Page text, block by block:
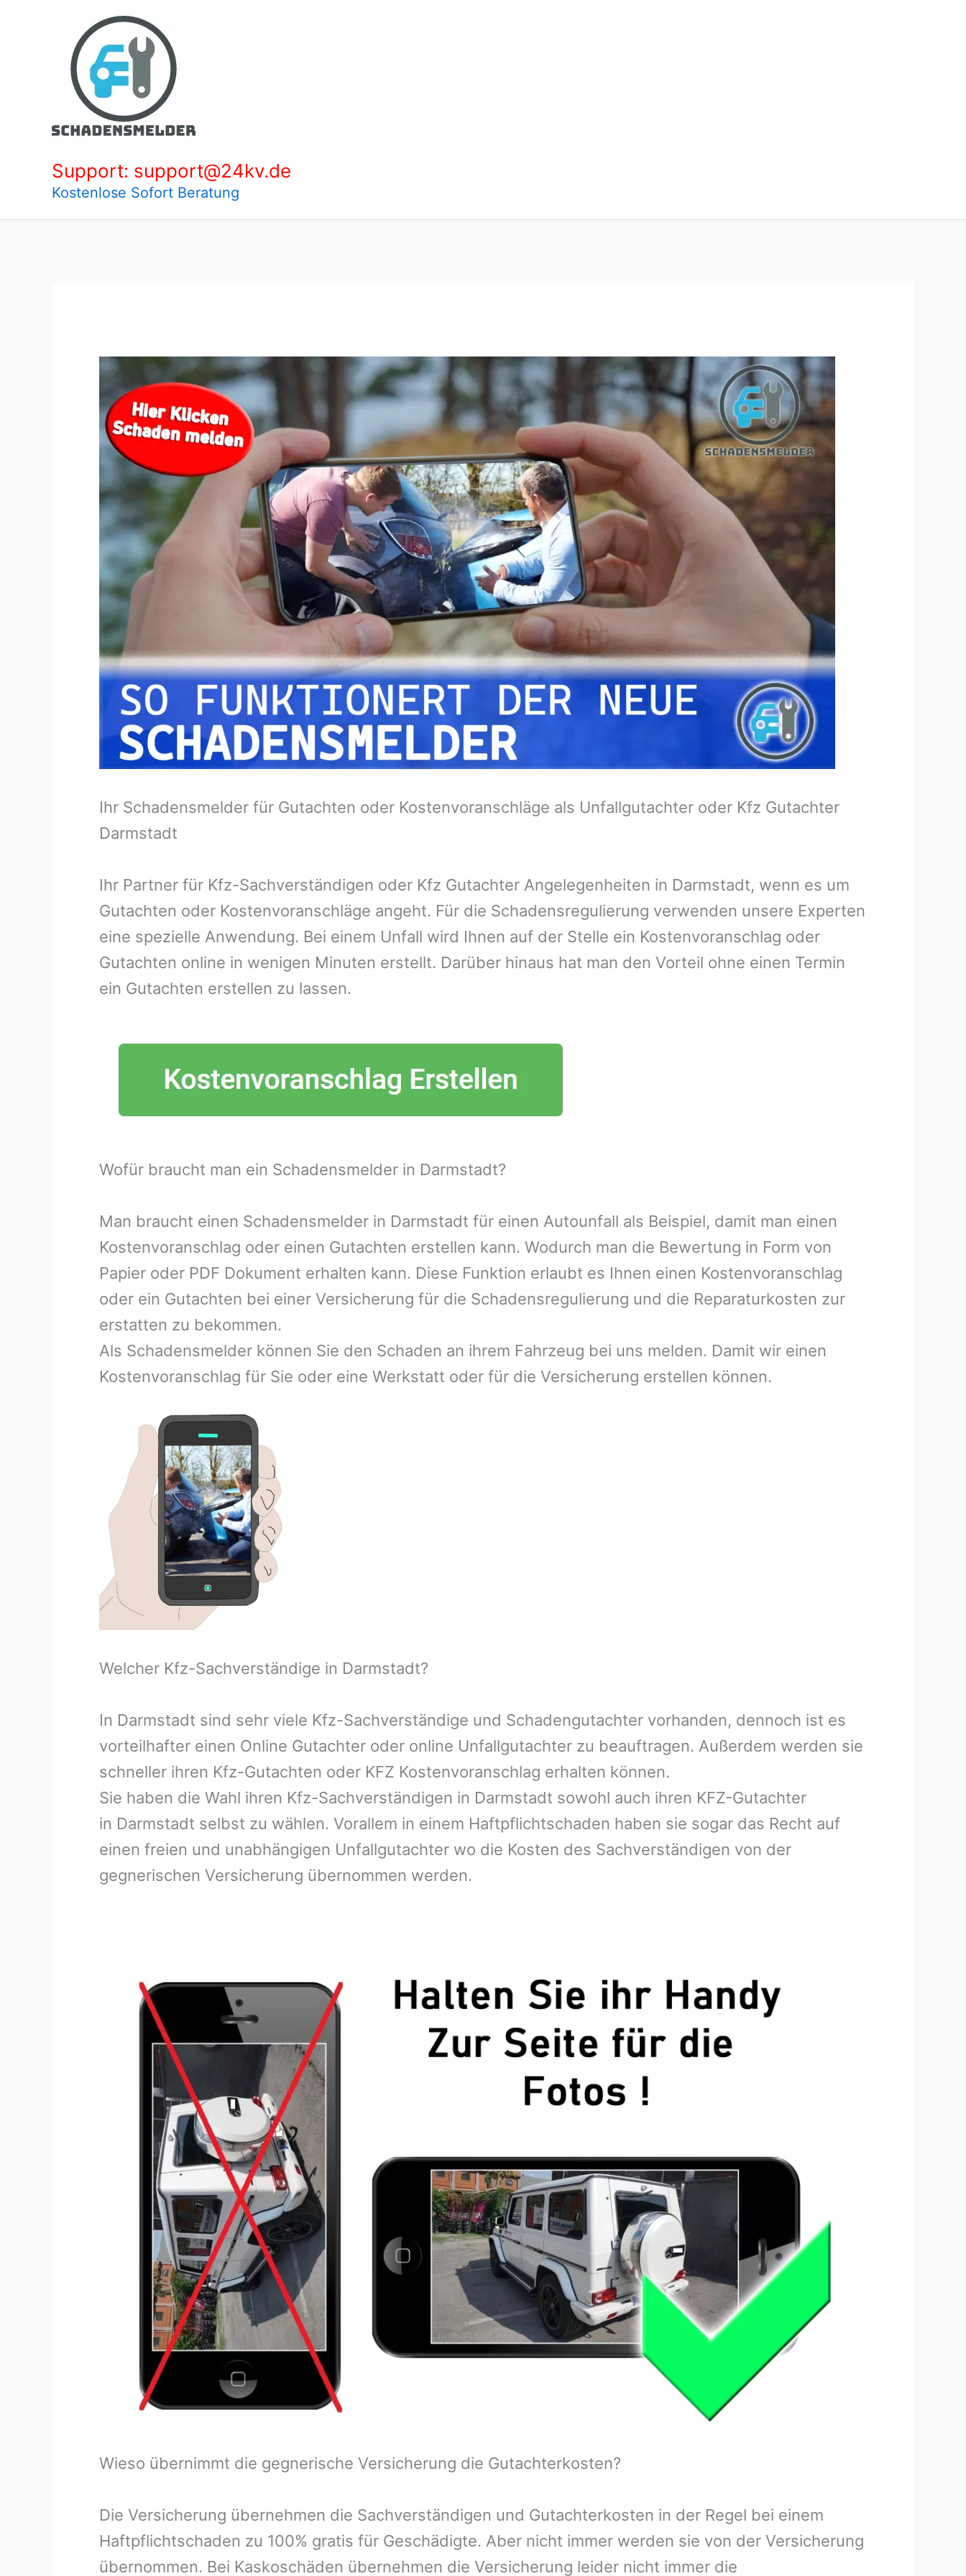
Support: support@24kv.de
Kostenlose Sofort Beratung
Ihr Schadensmelder für Gutachten oder Kostenvoranschläge als Unfallgutachter oder Kfz Gutachter
Darmstadt
Ihr Partner für Kfz-Sachverständigen oder Kfz Gutachter Angelegenheiten in Darmstadt, wenn es um
Gutachten oder Kostenvoranschläge angeht. Für die Schadensregulierung verwenden unsere Experten
eine spezielle Anwendung. Bei einem Unfall wird Ihnen auf der Stelle ein Kostenvoranschlag oder
Gutachten online in wenigen Minuten erstellt. Darüber hinaus hat man den Vorteil ohne einen Termin
ein Gutachten erstellen zu lassen.
Wofür braucht man ein Schadensmelder in Darmstadt?
Man braucht einen Schadensmelder in Darmstadt für einen Autounfall als Beispiel, damit man einen
Kostenvoranschlag oder einen Gutachten erstellen kann. Wodurch man die Bewertung in Form von
Papier oder PDF Dokument erhalten kann. Diese Funktion erlaubt es Ihnen einen Kostenvoranschlag
oder ein Gutachten bei einer Versicherung für die Schadensregulierung und die Reparaturkosten zur
erstatten zu bekommen.
Als Schadensmelder können Sie den Schaden an ihrem Fahrzeug bei uns melden. Damit wir einen
Kostenvoranschlag für Sie oder eine Werkstatt oder für die Versicherung erstellen können.
Welcher Kfz-Sachverständige in Darmstadt?
In Darmstadt sind sehr viele Kfz-Sachverständige und Schadengutachter vorhanden, dennoch ist es
vorteilhafter einen Online Gutachter oder online Unfallgutachter zu beauftragen. Außerdem werden sie
schneller ihren Kfz-Gutachten oder KFZ Kostenvoranschlag erhalten können.
Sie haben die Wahl ihren Kfz-Sachverständigen in Darmstadt sowohl auch ihren KFZ-Gutachter
in Darmstadt selbst zu wählen. Vorallem in einem Haftpflichtschaden haben sie sogar das Recht auf
einen freien und unabhängigen Unfallgutachter wo die Kosten des Sachverständigen von der
gegnerischen Versicherung übernommen werden.
Wieso übernimmt die gegnerische Versicherung die Gutachterkosten?
Die Versicherung übernehmen die Sachverständigen und Gutachterkosten in der Regel bei einem
Haftpflichtschaden zu 100% gratis für Geschädigte. Aber nicht immer werden sie von der Versicherung
übernommen. Bei Kaskoschäden übernehmen die Versicherung leider nicht immer die